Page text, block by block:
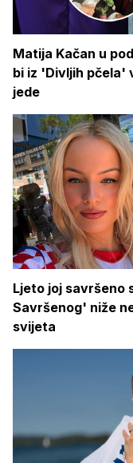
Matija Kačan u
bi iz 'Divljih pčela'
jede
Ljeto joj savršeno
Savršenog' niže
svijeta